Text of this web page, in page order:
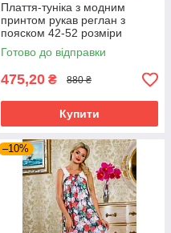
Плаття-туніка з модним
принтом рукав реглан з
пояском 42-52 розміри
Готово до відправки
475,20 ₴ 880 ₴
Купити
–10%